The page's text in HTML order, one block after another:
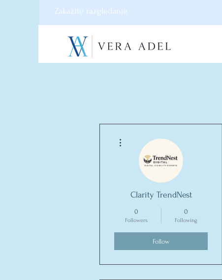
Zakažite razgledanje
Clarity TrendNest
0
Followers
0
Following
Follow